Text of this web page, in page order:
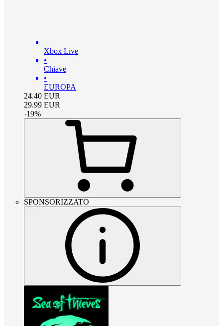
Xbox Live
•
Chiave
•
EUROPA
24.40 EUR
29.99 EUR
-19%
SPONSORIZZATO